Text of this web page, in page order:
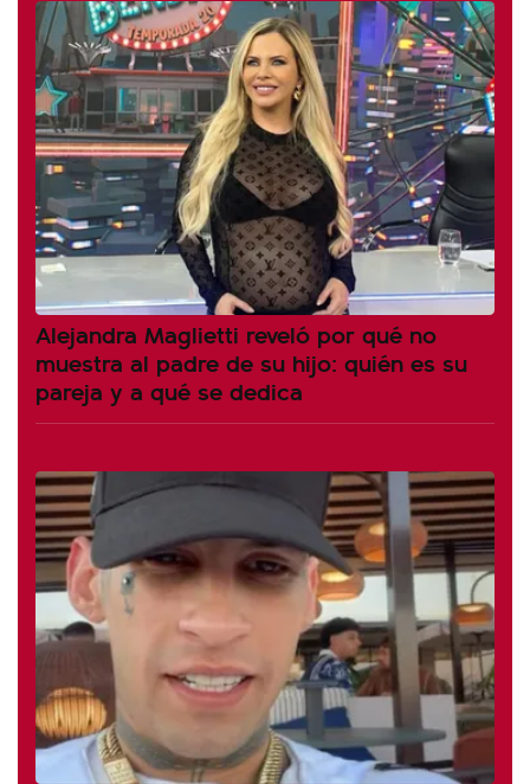
Alejandra Maglietti reveló por qué no
muestra al padre de su hijo: quién es su
pareja y a qué se dedica